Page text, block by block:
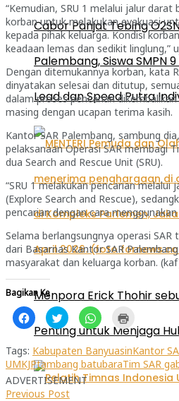
Cabor Panjat Tebing
Palembang, Siswa SMPN
Lead dan Speed Putra
Menpora Erick Thohir
Penting untuk Menjaga
“Kemudian, SRU 1 melalui jalur
korban untuk melakukan evakuasi
kepada pihak keluarga. Kondisi
keadaan lemas dan sedikit linglung,”
Dengan ditemukannya korban, kata
dinyatakan selesai dan ditutup,
dalam proses pencarian
masing dengan ucapan terima kasih.
Kantor SAR Palembang, sambung
pelaksanaan Operasi SAR membagi
dua Search and Rescue Unit (SRU).
“SRU 1 melakukan pencarian melalui
(Explore Search and Rescue),
pencarian dengan cara
Selama berlangsungnya operasi
dari Basarnas Kantor SAR
masyarakat dan keluarga korban.
Bagikan Ke
Klik
untuk
membagikan
Facebook(Membuka
di
jendela
yang
baru)
Klik
untuk
berbagi
pada
Twitter(Membuka
di
jendela
yang
baru)
Klik
untuk
berbagi
WhatsApp(Membuka
di
jendela
yang
baru)
untuk
di
jendela
yang
baru)
Tags: Kabupaten BanyuasinKantor
UMKJPtambang batubaraTim SAR
ADVERTISEMENT
Previous Post